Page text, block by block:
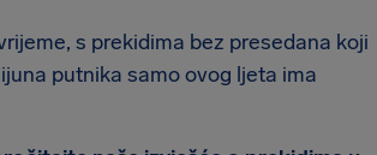
s prekidima bez presedana koji
putnika samo ovog ljeta ima